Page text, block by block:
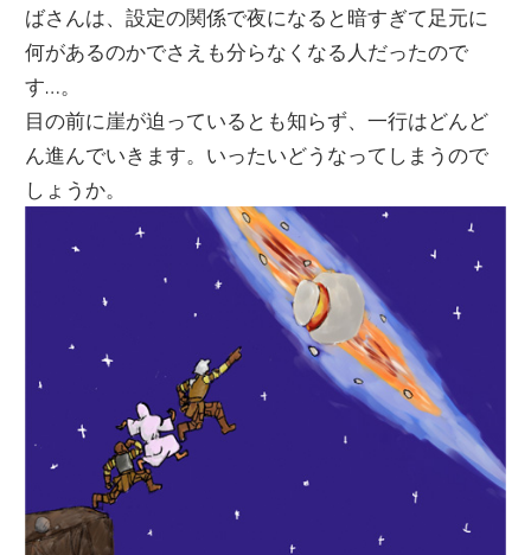
ばさんは、設定の関係で夜になると暗すぎて足元に
何があるのかでさえも分らなくなる人だったので
す…。
目の前に崖が迫っているとも知らず、一行はどんど
ん進んでいきます。いったいどうなってしまうので
しょうか。